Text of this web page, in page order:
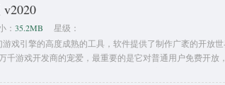
： 35.2MB
星级：
戏引擎的高度成熟的工具，软件提供了制作广袤的开放
千游戏开发商的宠爱，最重要的是它对普通用户免费开放